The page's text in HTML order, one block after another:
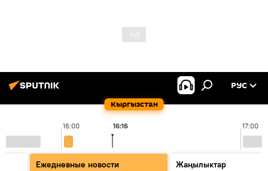
Кыргызстан
РУС
16:00 17:00
16:16
Ежедневные новости
Жаңылыктар